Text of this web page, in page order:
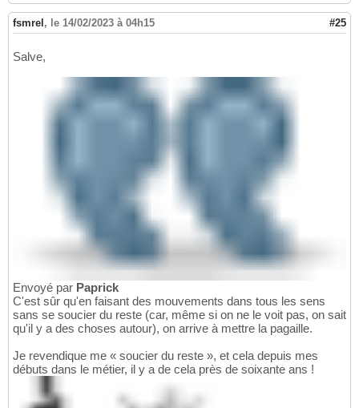
fsmrel , le 14/02/2023 à 04h15 #25
Salve,
Envoyé par Paprick
C'est sûr qu'en faisant des mouvements dans tous les sens
sans se soucier du reste (car, même si on ne le voit pas, on sait
qu'il y a des choses autour), on arrive à mettre la pagaille.
Je revendique me « soucier du reste », et cela depuis mes
débuts dans le métier, il y a de cela près de soixante ans !